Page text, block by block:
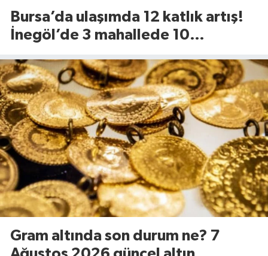
Bursa’da ulaşımda 12 katlık artış!
İnegöl’de 3 mahallede 10
Gram altında son durum ne? 7